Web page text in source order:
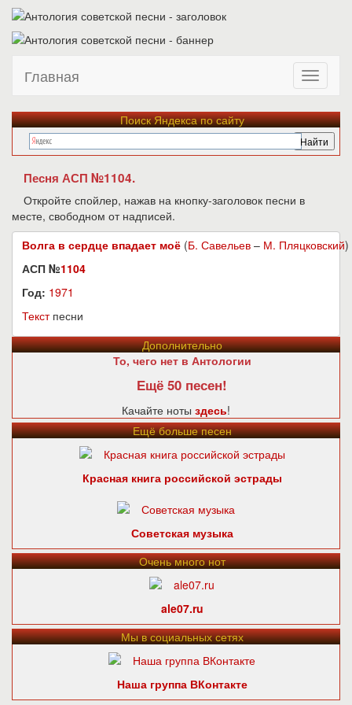
Главная
Поиск Яндекса по сайту
Песня АСП №1104.
Откройте спойлер, нажав на кнопку-заголовок песни в
месте, свободном от надписей.
Волга в сердце впадает моё (Б. Савельев – М. Пляцковский)
АСП №1104
Год: 1971
Текстпесни
Дополнительно
То, чего нет в Антологии
Ещё 50 песен!
Качайте ноты здесь!
Ещё больше песен
Красная книга российской эстрады
Советская музыка
Очень много нот
ale07.ru
Мы в социальных сетях
Наша группа ВКонтакте